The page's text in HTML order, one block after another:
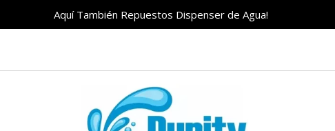
Aquí También Repuestos Dispenser de Agua!